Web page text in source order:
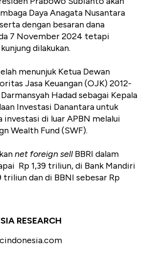
Daya Anagata Nusantara
dengan besaran dana
7 November 2024 tetapi
dilakukan.
menunjuk Ketua Dewan
Jasa Keuangan (OJK) 2012-
Hadad sebagai Kepala
Investasi Danantara untuk
investasi di luar APBN melalui
Wealth Fund (SWF).
net foreign sell BBRI dalam
Rp 1,39 triliun, di Bank Mandiri
triliun dan di BBNI sebesar Rp
RESEARCH